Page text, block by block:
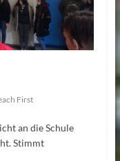
First
an die Schule
Stimmt